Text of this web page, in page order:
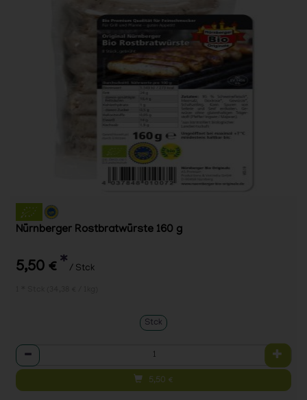
Nürnberger Rostbratwürste 160 g
5,50 € * / Stck
Stck
Anzahl
5,50 €